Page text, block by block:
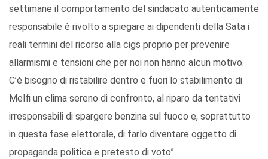
settimane il comportamento del sindacato autenticamente
responsabile è rivolto a spiegare ai dipendenti della Sata i
reali termini del ricorso alla cigs proprio per prevenire
allarmismi e tensioni che per noi non hanno alcun motivo.
C’è bisogno di ristabilire dentro e fuori lo stabilimento di
Melfi un clima sereno di confronto, al riparo da tentativi
irresponsabili di spargere benzina sul fuoco e, soprattutto
in questa fase elettorale, di farlo diventare oggetto di
propaganda politica e pretesto di voto”.